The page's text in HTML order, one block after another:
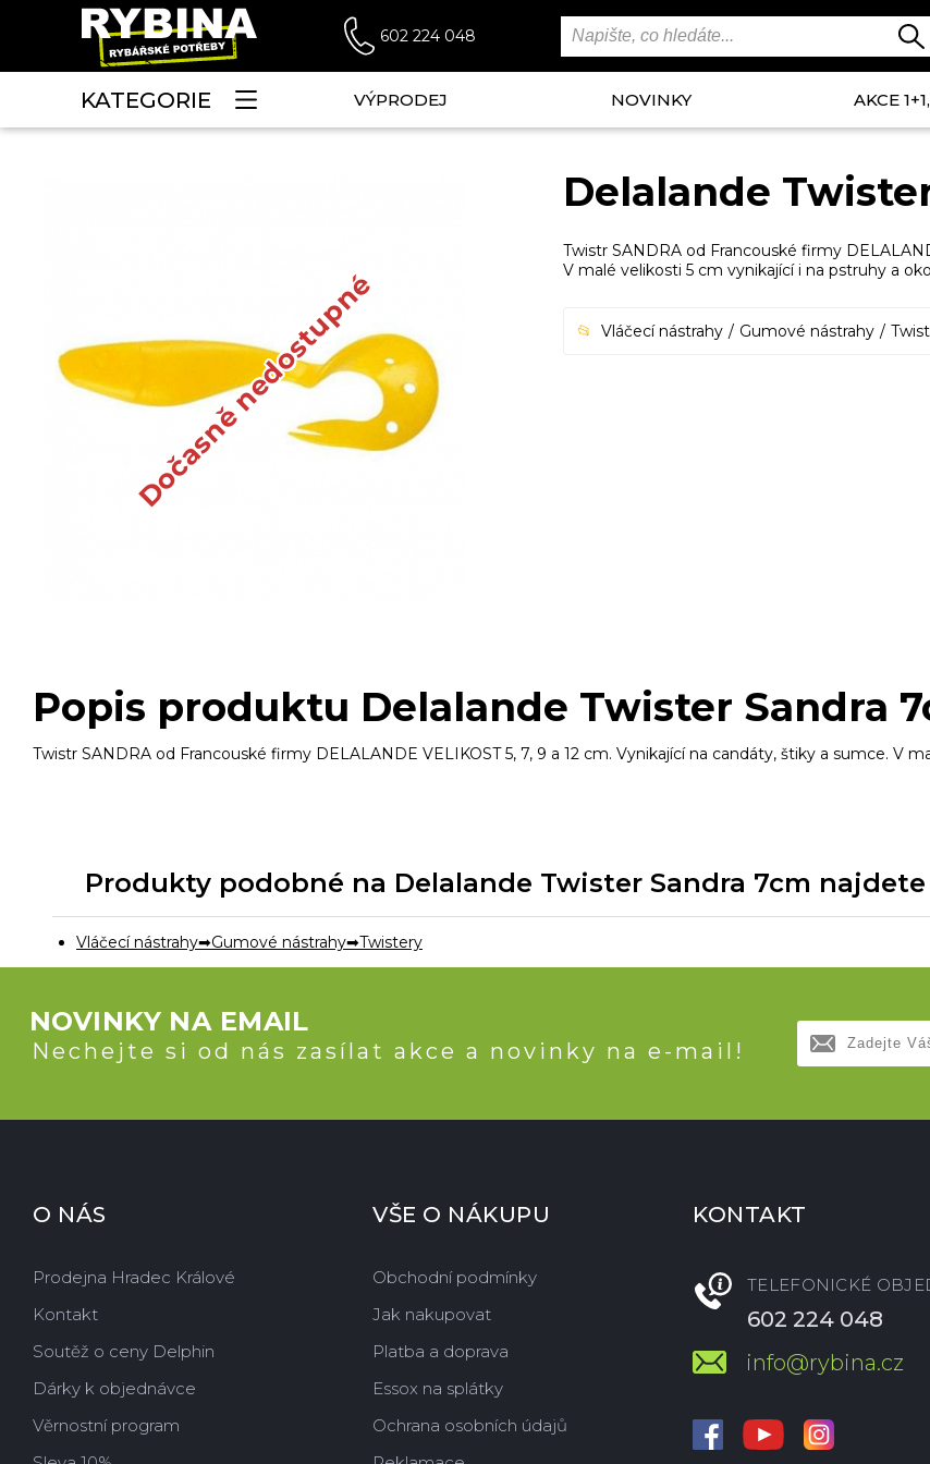
602 224 048
KATEGORIE VÝPRODEJ NOVINKY AKCE
Dočasně nedostupné
Delalande
Twistr SANDRA od Francouské firmy
V malé velikosti 5 cm vynikající i na pstruhy a
Vláčecí nástrahy Gumové nástrahy
Popis produktu Delalande Twister Sandra
Twistr SANDRA od Francouské firmy DELALANDE VELIKOST 5, 7, 9 a 12 cm. Vynikající na candáty, štiky a sumce. V
Produkty podobné na Delalande Twister Sandra 7cm
Vláčecí nástrahy Gumové nástrahy Twistery
NOVINKY NA EMAIL
Nechejte si od nás zasílat akce a novinky na e-mail!
O NÁS
Prodejna Hradec Králové
Kontakt
Soutěž o ceny Delphin
Dárky k objednávce
Věrnostní program
VŠE O NÁKUPU
Obchodní podmínky
Jak nakupovat
Platba a doprava
Essox na splátky
Ochrana osobních údajů
KONTAKT
TELEFONICKÉ
602 224 048
info@rybina.cz